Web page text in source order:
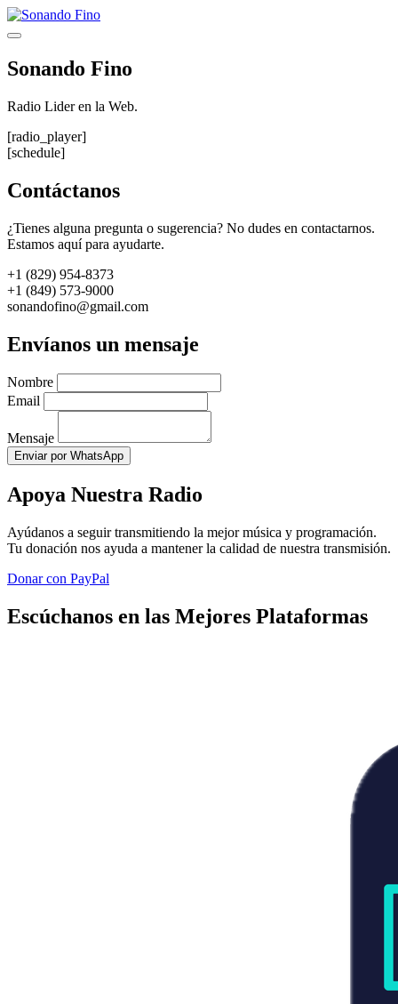
Saltar
al
Menú
Sonando Fino
Radio Lider en la Web.
[radio_player]
[schedule]
Contáctanos
¿Tienes alguna pregunta o sugerencia? No dudes en contactarnos.
Estamos aquí para ayudarte.
+1 (829) 954-8373
+1 (849) 573-9000
sonandofino@gmail.com
Envíanos un mensaje
Nombre
Email
Mensaje
Enviar por WhatsApp
Apoya Nuestra Radio
Ayúdanos a seguir transmitiendo la mejor música y programación.
Tu donación nos ayuda a mantener la calidad de nuestra transmisión.
Donar con PayPal
Escúchanos en las Mejores Plataformas